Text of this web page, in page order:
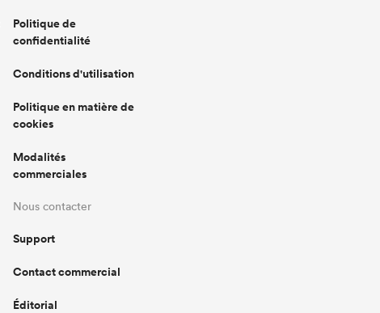
Politique de
confidentialité
Conditions d'utilisation
Politique en matière de
cookies
Modalités
commerciales
Nous contacter
Support
Contact commercial
Éditorial